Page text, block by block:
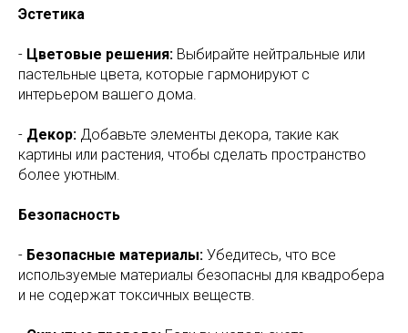
Эстетика
- Цветовые решения: Выбирайте нейтральные или
пастельные цвета, которые гармонируют с
интерьером вашего дома.
- Декор: Добавьте элементы декора, такие как
картины или растения, чтобы сделать пространство
более уютным.
Безопасность
- Безопасные материалы: Убедитесь, что все
используемые материалы безопасны для квадробера
и не содержат токсичных веществ.